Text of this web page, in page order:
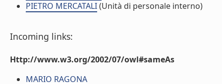
PIETRO MERCATALI(Unità di personale interno)
Incoming links:
Http://www.w3.org/2002/07/owl#sameAs
MARIO RAGONA